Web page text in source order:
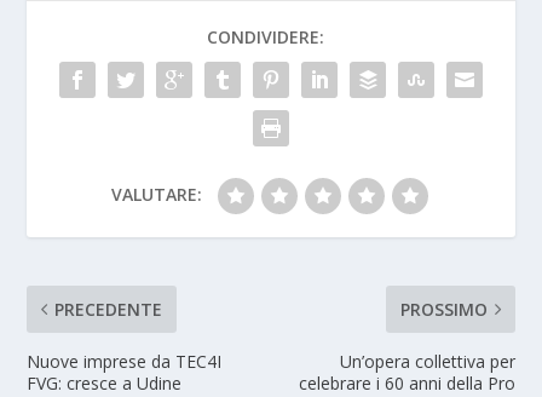
CONDIVIDERE:
VALUTARE:
PRECEDENTE
Nuove imprese da TEC4I
FVG: cresce a Udine
PROSSIMO
Un’opera collettiva per
celebrare i 60 anni della Pro